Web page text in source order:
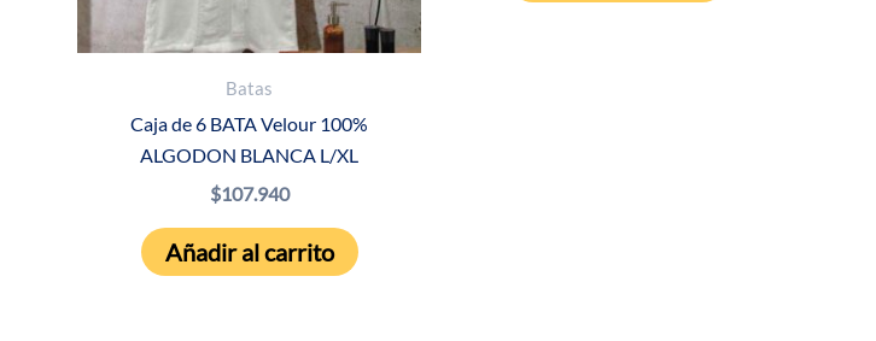
Batas
Caja de 6 BATA Velour 100%
ALGODON BLANCA L/XL
$107.940
Añadir al carrito